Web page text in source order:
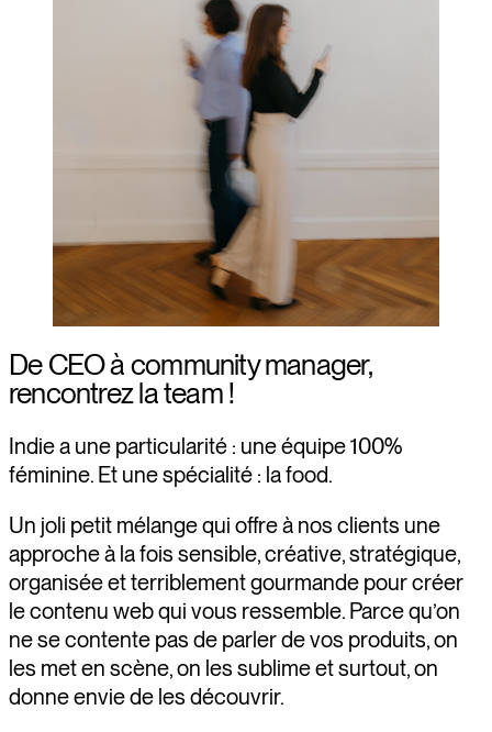
De CEO à community manager,
rencontrez la team !
Indie a une particularité : une équipe 100%
féminine. Et une spécialité : la food.
Un joli petit mélange qui offre à nos clients une
approche à la fois sensible, créative, stratégique,
organisée et terriblement gourmande pour créer
le contenu web qui vous ressemble. Parce qu’on
ne se contente pas de parler de vos produits, on
les met en scène, on les sublime et surtout, on
donne envie de les découvrir.